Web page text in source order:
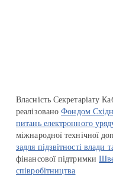
Власність Секретаріату
реалізованоФондом
питань електронного
міжнародної технічної
задля підзвітності влади
фінансової підтримки
співробітництва